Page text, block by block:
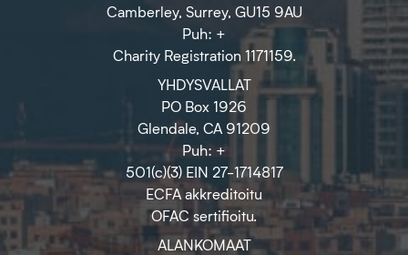
Camberley, Surrey, GU15 9AU
Puh: +
Charity Registration 1171159.
YHDYSVALLAT
PO Box 1926
Glendale, CA 91209
Puh: +
501(c)(3) EIN 27-1714817
ECFA akkreditoitu
OFAC sertifioitu.
ALANKOMAAT